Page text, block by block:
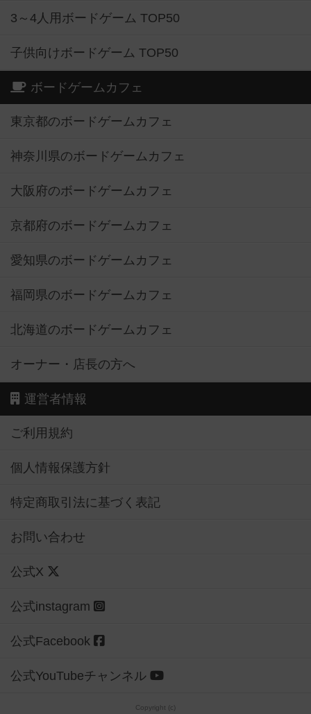
3～4人用ボードゲーム TOP50
子供向けボードゲーム TOP50
ボードゲームカフェ
東京都のボードゲームカフェ
神奈川県のボードゲームカフェ
大阪府のボードゲームカフェ
京都府のボードゲームカフェ
愛知県のボードゲームカフェ
福岡県のボードゲームカフェ
北海道のボードゲームカフェ
オーナー・店長の方へ
運営者情報
ご利用規約
個人情報保護方針
特定商取引法に基づく表記
お問い合わせ
公式X
公式instagram
公式Facebook
公式YouTubeチャンネル
Copyright (c)